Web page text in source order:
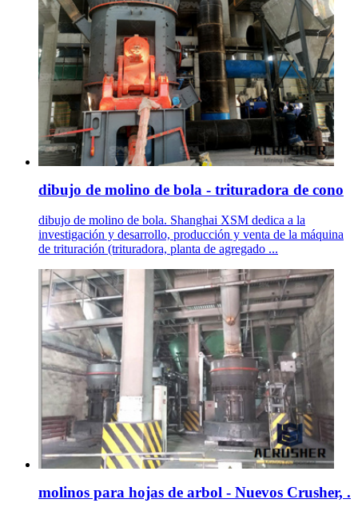
dibujo de molino de bola - trituradora de cono
dibujo de molino de bola. Shanghai XSM dedica a la
investigación y desarrollo, producción y venta de la máquina
de trituración (trituradora, planta de agregado ...
molinos para hojas de arbol - Nuevos Crusher, .